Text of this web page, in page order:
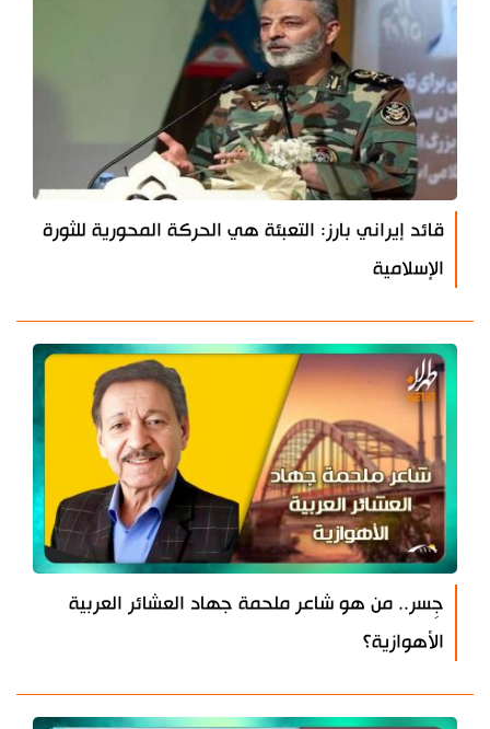
قائد إيراني بارز: التعبئة هي الحركة المحورية للثورة
الإسلامية
جِسر.. من هو شاعر ملحمة جهاد العشائر العربية
الأهوازية؟